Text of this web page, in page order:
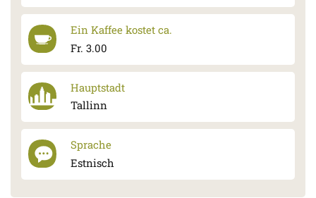
Ein Kaffee kostet ca.
Fr. 3.00
Hauptstadt
Tallinn
Sprache
Estnisch